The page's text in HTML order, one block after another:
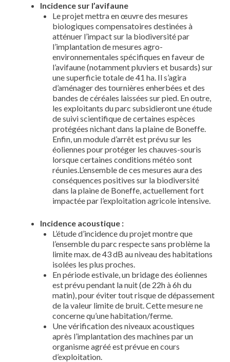
Incidence sur l’avifaune
Le projet mettra en œuvre des mesures
biologiques compensatoires destinées à
atténuer l’impact sur la biodiversité par
l’implantation de mesures agro-
environnementales spécifiques en faveur de
l’avifaune (notamment pluviers et busards) sur
une superficie totale de 41 ha. Il s’agira
d’aménager des tournières enherbées et des
bandes de céréales laissées sur pied. En outre,
les exploitants du parc subsidieront une étude
de suivi scientifique de certaines espèces
protégées nichant dans la plaine de Boneffe.
Enfin, un module d’arrêt est prévu sur les
éoliennes pour protéger les chauves-souris
lorsque certaines conditions météo sont
réunies.L’ensemble de ces mesures aura des
conséquences positives sur la biodiversité
dans la plaine de Boneffe, actuellement fort
impactée par l’exploitation agricole intensive.
Incidence acoustique :
L’étude d’incidence du projet montre que
l’ensemble du parc respecte sans problème la
limite max. de 43 dB au niveau des habitations
isolées les plus proches.
En période estivale, un bridage des éoliennes
est prévu pendant la nuit (de 22h à 6h du
matin), pour éviter tout risque de dépassement
de la valeur limite de bruit. Cette mesure ne
concerne qu’une habitation/ferme.
Une vérification des niveaux acoustiques
après l’implantation des machines par un
organisme agréé est prévue en cours
d’exploitation.